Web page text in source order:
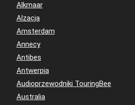
Alkmaar
Alzacja
Amsterdam
Annecy
Antibes
Antwerpia
Audioprzewodniki TouringBee
Australia